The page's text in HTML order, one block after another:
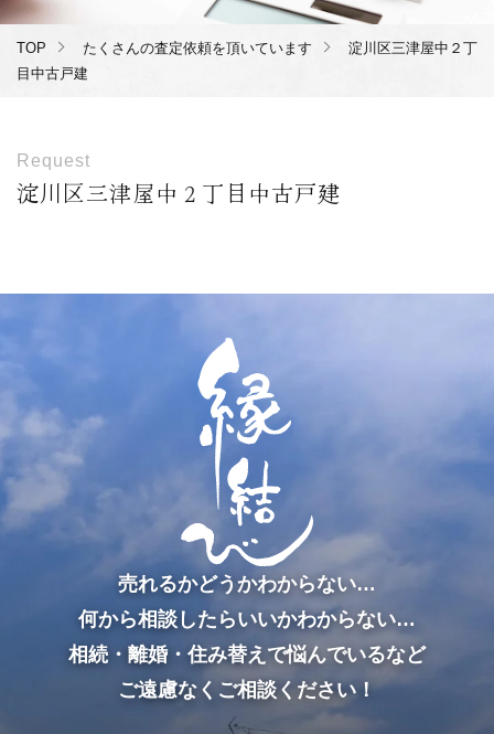
TOP たくさんの査定依頼を頂いています
淀川区三津屋中２丁
目中古戸建
Request
淀川区三津屋中２丁目中古戸建
売れるかどうかわからない…
何から相談したらいいかわからない…
相続・離婚・住み替えで悩んでいるなど
ご遠慮なくご相談ください！